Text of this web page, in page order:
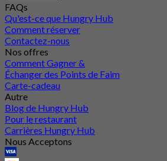
FAQs
Qu'est-ce que Hungry Hub
Comment réserver
Contactez-nous
Nos offres
Comment Gagner &
Échanger des Points de Faim
Carte-cadeau
Autre
Blog de Hungry Hub
Pour le restaurant
Carrières Hungry Hub
Nous Acceptons